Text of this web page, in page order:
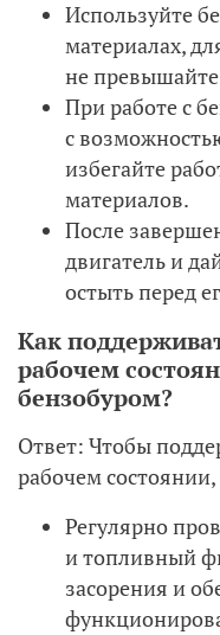
Используйте
материалах,
не
При работе с
с
избегайте
материалов.
После
двигатель и
остыть перед
Как
рабочем
бензобуром?
Ответ: Чтобы
рабочем
Регулярно
и топливный
засорения и